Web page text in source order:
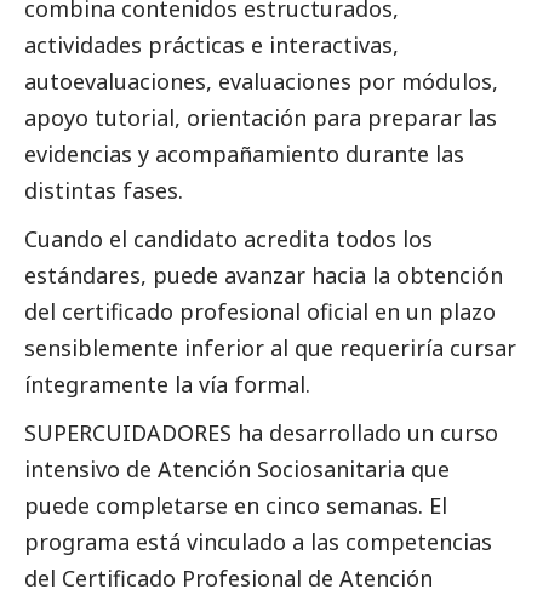
combina contenidos estructurados,
actividades prácticas e interactivas,
autoevaluaciones, evaluaciones por módulos,
apoyo tutorial, orientación para preparar las
evidencias y acompañamiento durante las
distintas fases.
Cuando el candidato acredita todos los
estándares, puede avanzar hacia la obtención
del certificado profesional oficial en un plazo
sensiblemente inferior al que requeriría cursar
íntegramente la vía formal.
SUPERCUIDADORES ha desarrollado un curso
intensivo de Atención Sociosanitaria que
puede completarse en cinco semanas. El
programa está vinculado a las competencias
del Certificado Profesional de Atención